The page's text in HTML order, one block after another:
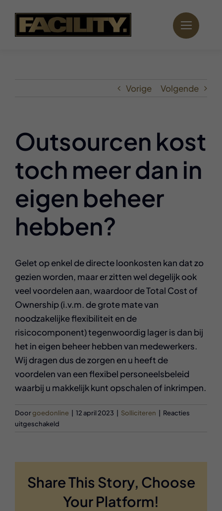
inhoud
Vorige Volgende
Outsourcen kost
toch meer dan in
eigen beheer
hebben?
Gelet op enkel de directe loonkosten kan dat zo
gezien worden, maar er zitten wel degelijk ook
veel voordelen aan, waardoor de Total Cost of
Ownership (i.v.m. de grote mate van
noodzakelijke flexibiliteit en de
risicocomponent) tegenwoordig lager is dan bij
het in eigen beheer hebben van medewerkers.
Wij dragen dus de zorgen en u heeft de
voordelen van een flexibel personeelsbeleid
waarbij u makkelijk kunt opschalen of inkrimpen.
Doorgoedonline 12 april 2023 Solliciteren
Reacties
uitgeschakeld
dan
in
eigen
Share This Story, Choose
Your Platform!